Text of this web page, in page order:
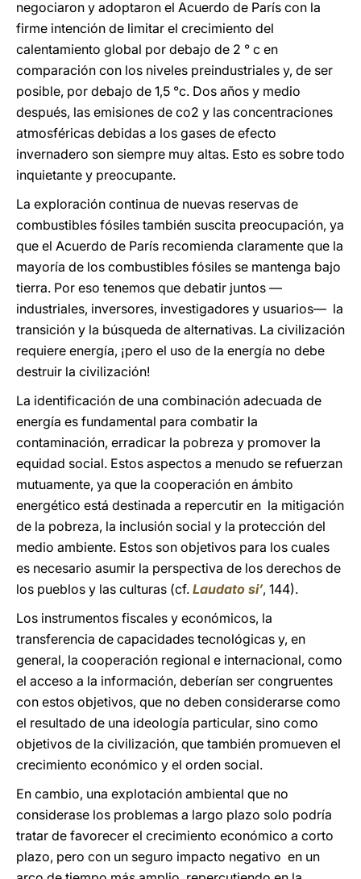
negociaron y adoptaron el Acuerdo de París con la
firme intención de limitar el crecimiento del
calentamiento global por debajo de 2 ° c en
comparación con los niveles preindustriales y, de ser
posible, por debajo de 1,5 °c. Dos años y medio
después, las emisiones de co2 y las concentraciones
atmosféricas debidas a los gases de efecto
invernadero son siempre muy altas. Esto es sobre todo
inquietante y preocupante.
La exploración continua de nuevas reservas de
combustibles fósiles también suscita preocupación, ya
que el Acuerdo de París recomienda claramente que la
mayoría de los combustibles fósiles se mantenga bajo
tierra. Por eso tenemos que debatir juntos —
industriales, inversores, investigadores y usuarios— la
transición y la búsqueda de alternativas. La civilización
requiere energía, ¡pero el uso de la energía no debe
destruir la civilización!
La identificación de una combinación adecuada de
energía es fundamental para combatir la
contaminación, erradicar la pobreza y promover la
equidad social. Estos aspectos a menudo se refuerzan
mutuamente, ya que la cooperación en ámbito
energético está destinada a repercutir en la mitigación
de la pobreza, la inclusión social y la protección del
medio ambiente. Estos son objetivos para los cuales
es necesario asumir la perspectiva de los derechos de
los pueblos y las culturas (cf. Laudato si’, 144).
Los instrumentos fiscales y económicos, la
transferencia de capacidades tecnológicas y, en
general, la cooperación regional e internacional, como
el acceso a la información, deberían ser congruentes
con estos objetivos, que no deben considerarse como
el resultado de una ideología particular, sino como
objetivos de la civilización, que también promueven el
crecimiento económico y el orden social.
En cambio, una explotación ambiental que no
considerase los problemas a largo plazo solo podría
tratar de favorecer el crecimiento económico a corto
plazo, pero con un seguro impacto negativo en un